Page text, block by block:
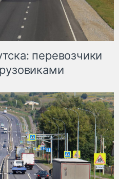
перевозчики